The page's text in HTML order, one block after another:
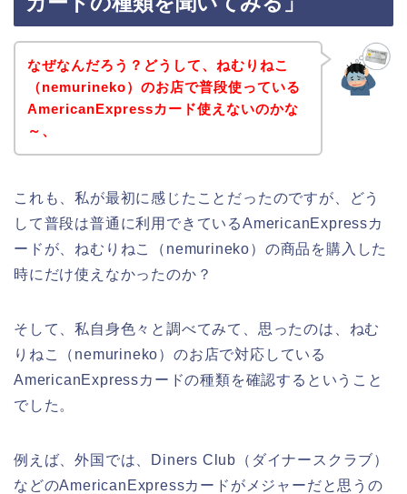
なぜなんだろう？どうして、ねむりねこ
（nemurineko）のお店で普段使っている
AmericanExpressカード使えないのかな
～、
これも、私が最初に感じたことだったのですが、どう
して普段は普通に利用できているAmericanExpressカ
ードが、ねむりねこ（nemurineko）の商品を購入した
時にだけ使えなかったのか？
そして、私自身色々と調べてみて、思ったのは、ねむ
りねこ（nemurineko）のお店で対応している
AmericanExpressカードの種類を確認するということ
でした。
例えば、外国では、Diners Club（ダイナースクラブ）
などのAmericanExpressカードがメジャーだと思うの